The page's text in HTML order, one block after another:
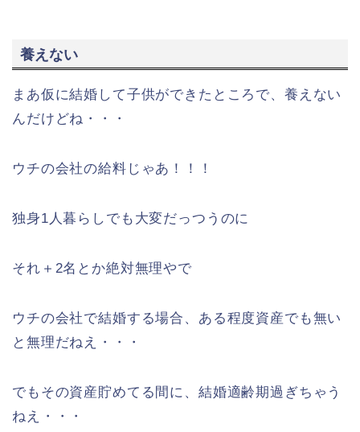
養えない
まあ仮に結婚して子供ができたところで、養えない
んだけどね・・・
ウチの会社の給料じゃあ！！！
独身1人暮らしでも大変だっつうのに
それ＋2名とか絶対無理やで
ウチの会社で結婚する場合、ある程度資産でも無い
と無理だねえ・・・
でもその資産貯めてる間に、結婚適齢期過ぎちゃう
ねえ・・・